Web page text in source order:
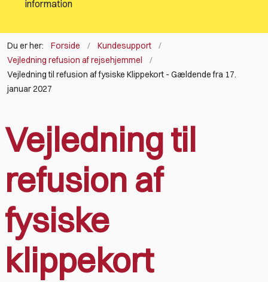
information
Du er her: Forside
Kundesupport
Vejledning refusion af rejsehjemmel
Vejledning til refusion af fysiske Klippekort - Gældende fra 17.
januar 2027
Vejledning til
refusion af
fysiske
klippekort